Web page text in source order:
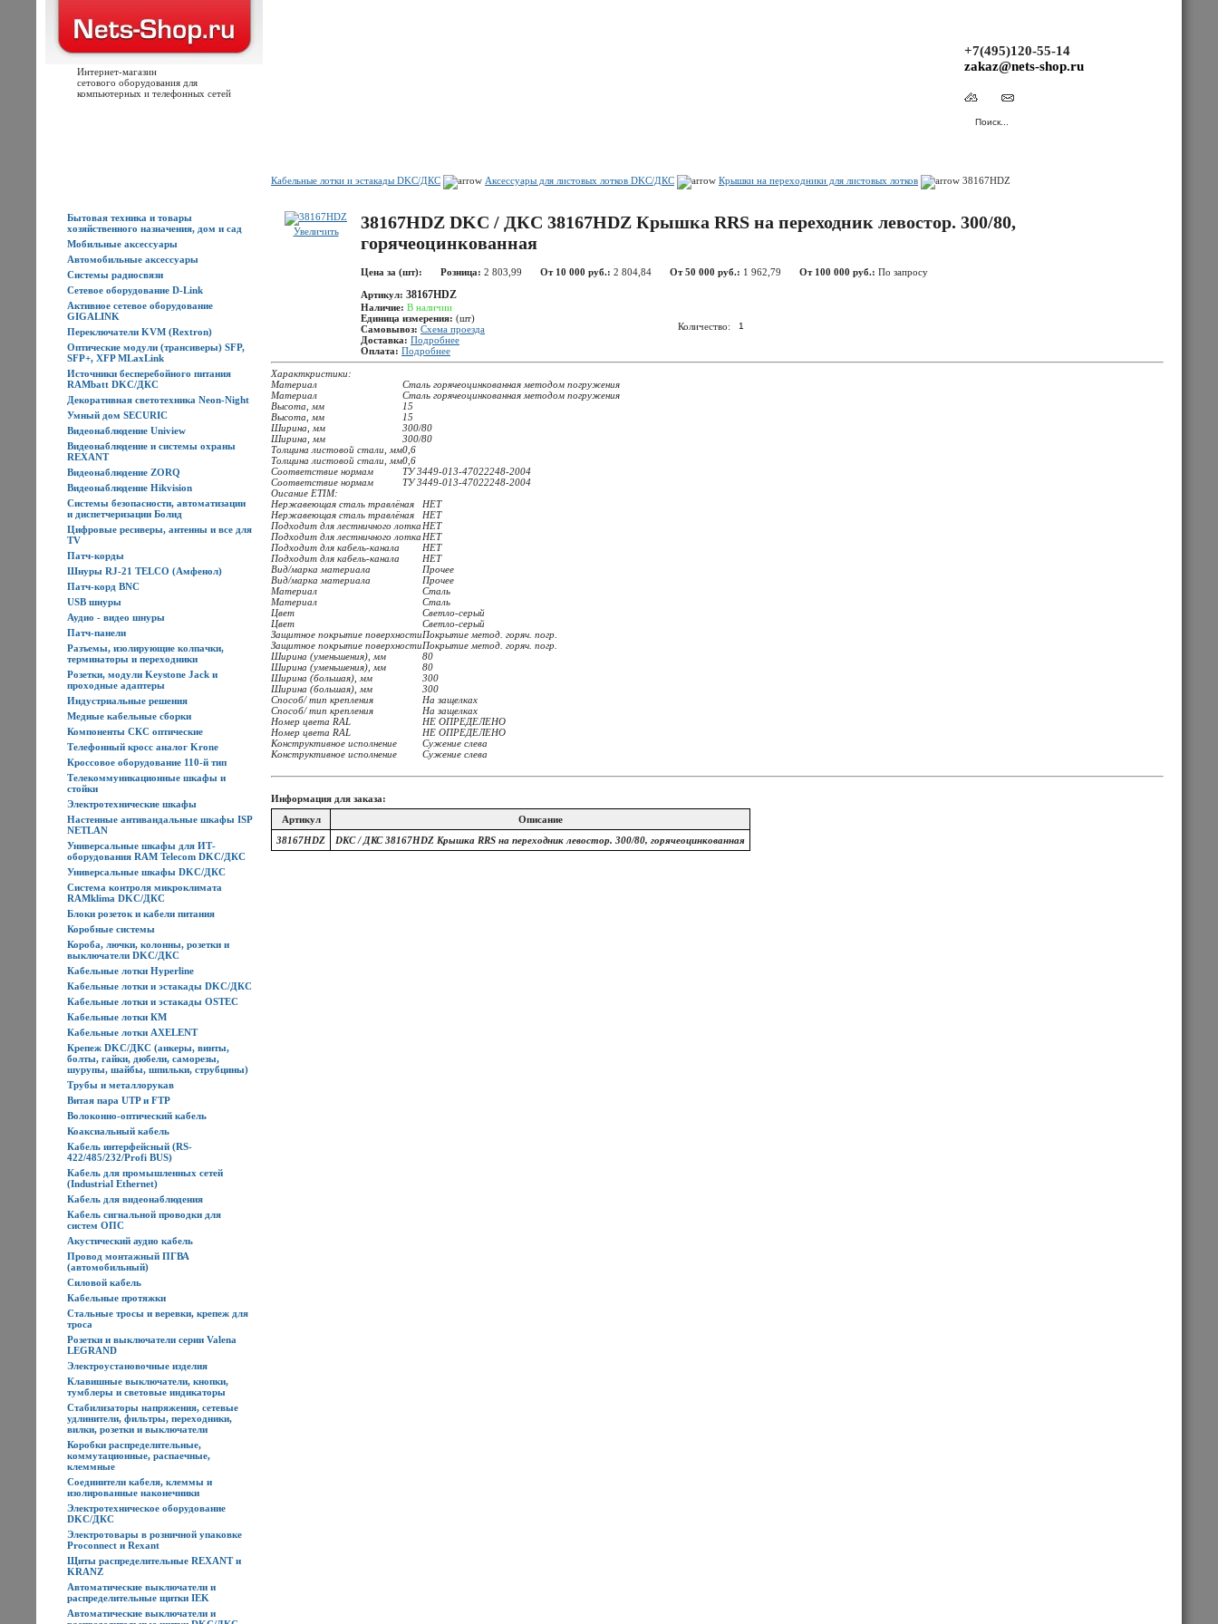
Интернет-магазин
сетового оборудования для
компьютерных и телефонных сетей
+7(495)120-55-14
zakaz@nets-shop.ru
Бытовая техника и товары
хозяйственного назначения, дом и сад
Мобильные аксессуары
Автомобильные аксессуары
Системы радиосвязи
Сетевое оборудование D-Link
Активное сетевое оборудование
GIGALINK
Переключатели KVM (Rextron)
Оптические модули (трансиверы) SFP,
SFP+, XFP MLaxLink
Источники бесперебойного питания
RAMbatt DKC/ДКС
Декоративная светотехника Neon-Night
Умный дом SECURIC
Видеонаблюдение Uniview
Видеонаблюдение и системы охраны
REXANT
Видеонаблюдение ZORQ
Видеонаблюдение Hikvision
Системы безопасности, автоматизации
и диспетчеризации Болид
Цифровые ресиверы, антенны и все для
TV
Патч-корды
Шнуры RJ-21 TELCO (Амфенол)
Патч-корд BNC
USB шнуры
Аудио - видео шнуры
Патч-панели
Разъемы, изолирующие колпачки,
терминаторы и переходники
Розетки, модули Keystone Jack и
проходные адаптеры
Индустриальные решения
Медные кабельные сборки
Компоненты СКС оптические
Телефонный кросс аналог Krone
Кроссовое оборудование 110-й тип
Телекоммуникационные шкафы и
стойки
Электротехнические шкафы
Настенные антивандальные шкафы ISP
NETLAN
Универсальные шкафы для ИТ-
оборудования RAM Telecom DKC/ДКС
Универсальные шкафы DKC/ДКС
Система контроля микроклимата
RAMklima DKC/ДКС
Блоки розеток и кабели питания
Коробные системы
Короба, лючки, колонны, розетки и
выключатели DKC/ДКС
Кабельные лотки Hyperline
Кабельные лотки и эстакады DKC/ДКС
Кабельные лотки и эстакады OSTEC
Кабельные лотки КМ
Кабельные лотки AXELENT
Крепеж DKC/ДКС (анкеры, винты,
болты, гайки, дюбели, саморезы,
шурупы, шайбы, шпильки, струбцины)
Трубы и металлорукав
Витая пара UTP и FTP
Волоконно-оптический кабель
Коаксиальный кабель
Кабель интерфейсный (RS-
422/485/232/Profi BUS)
Кабель для промышленных сетей
(Industrial Ethernet)
Кабель для видеонаблюдения
Кабель сигнальной проводки для
систем ОПС
Акустический аудио кабель
Провод монтажный ПГВА
(автомобильный)
Силовой кабель
Кабельные протяжки
Стальные тросы и веревки, крепеж для
троса
Розетки и выключатели серии Valena
LEGRAND
Электроустановочные изделия
Клавишные выключатели, кнопки,
тумблеры и световые индикаторы
Стабилизаторы напряжения, сетевые
удлинители, фильтры, переходники,
вилки, розетки и выключатели
Коробки распределительные,
коммутационные, распаечные,
клеммные
Соединители кабеля, клеммы и
изолированные наконечники
Электротехническое оборудование
DKC/ДКС
Электротовары в розничной упаковке
Proconnect и Rexant
Щиты распределительные REXANT и
KRANZ
Автоматические выключатели и
распределительные щитки IEK
Автоматические выключатели и
Кабельные лотки и эстакады DKC/ДКС Аксессуары для листовых лотков DKC/ДКС Крышки на переходники для листовых лотков 38167HDZ
Увеличить
38167HDZ DKC / ДКС 38167HDZ Крышка RRS на переходник левостор. 300/80,
горячеоцинкованная
Цена за (шт): Розница: 2 803,99 От 10 000 руб.: 2 804,84 От 50 000 руб.: 1 962,79 От 100 000 руб.: По запросу
Артикул: 38167HDZ
Наличие: В наличии
Единица измерения: (шт)
Самовывоз: Схема проезда
Доставка: Подробнее
Оплата: Подробнее
Количество:
Характкристики:
Материал
Сталь горячеоцинкованная методом погружения
Материал
Сталь горячеоцинкованная методом погружения
Высота, мм
15
Высота, мм
15
Ширина, мм
300/80
Ширина, мм
300/80
Толщина листовой стали, мм0,6
Толщина листовой стали, мм0,6
Соответствие нормам
ТУ 3449-013-47022248-2004
Соответствие нормам
ТУ 3449-013-47022248-2004
Оисание ETIM:
Нержавеющая сталь травлёная
НЕТ
Нержавеющая сталь травлёная
НЕТ
Подходит для лестничного лотка НЕТ
Подходит для лестничного лотка НЕТ
Подходит для кабель-канала
НЕТ
Подходит для кабель-канала
НЕТ
Вид/марка материала
Прочее
Вид/марка материала
Прочее
Материал
Сталь
Материал
Сталь
Цвет
Светло-серый
Цвет
Светло-серый
Защитное покрытие поверхностиПокрытие метод. горяч. погр.
Защитное покрытие поверхностиПокрытие метод. горяч. погр.
Ширина (уменьшения), мм
80
Ширина (уменьшения), мм
80
Ширина (большая), мм
300
Ширина (большая), мм
300
Способ/ тип крепления
На защелках
Способ/ тип крепления
На защелках
Номер цвета RAL
НЕ ОПРЕДЕЛЕНО
Номер цвета RAL
НЕ ОПРЕДЕЛЕНО
Конструктивное исполнение
Сужение слева
Конструктивное исполнение
Сужение слева
Информация для заказа:
Артикул
Описание
38167HDZ
DKC / ДКС 38167HDZ Крышка RRS на переходник левостор. 300/80, горячеоцинкованная